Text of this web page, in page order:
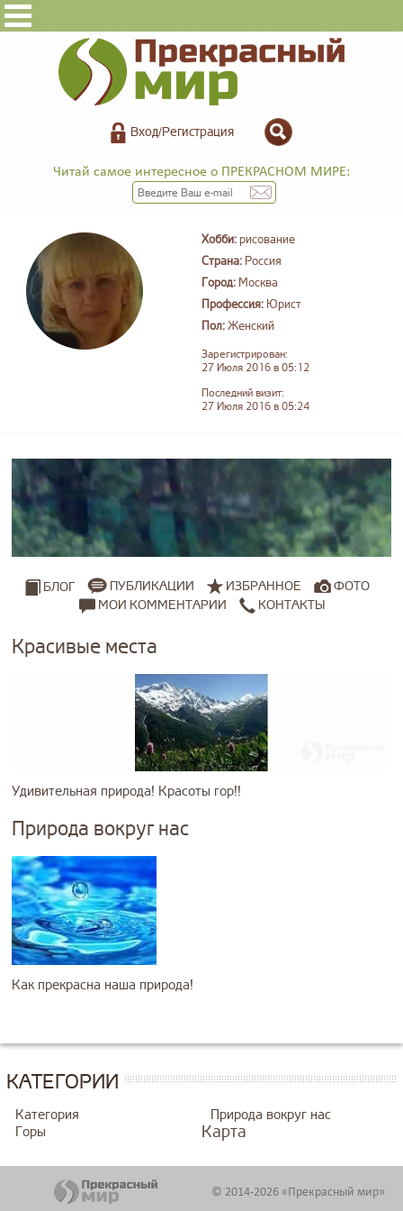
Вход/Регистрация
Читай самое интересное о ПРЕКРАСНОМ МИРЕ:
Хобби:рисование
Страна: Россия
Город: Москва
Профессия: Юрист
Пол:Женский
Зарегистрирован:
27 Июля 2016 в 05:12
Последний визит:
27 Июля 2016 в 05:24
БЛОГ ПУБЛИКАЦИИ ИЗБРАННОЕ
ФОТО
МОИ КОММЕНТАРИИ
КОНТАКТЫ
Красивые места
Удивительная природа! Красоты гор!!
Природа вокруг нас
Как прекрасна наша природа!
КАТЕГОРИИ
Категория
Природа вокруг нас
Горы
Карта
© 2014-2026 «Прекрасный мир»